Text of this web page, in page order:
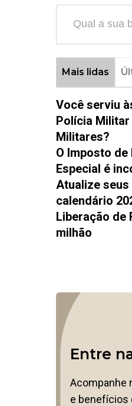
Mais lidas
Você serviu
Polícia
Militares?
O Imposto
Especial é
Atualize
calendário
Liberação de
milhão
Entre
Acompanhe
e benefícios